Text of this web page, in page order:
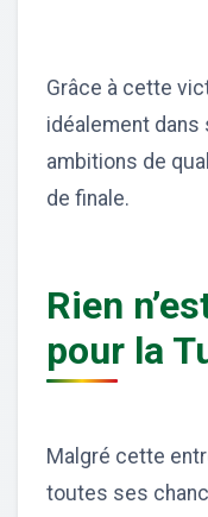
Grâce à cette
idéalement
ambitions de
de finale.
Rien
pour la
Malgré cette
toutes ses